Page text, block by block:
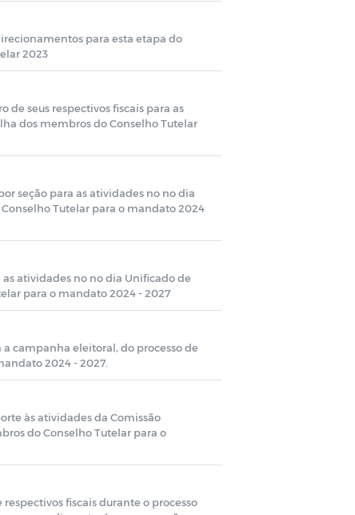
para esta etapa do
2023
de seus respectivos fiscais para as
dos membros do Conselho Tutelar
seção para as atividades no no dia
Tutelar para o mandato 2024
atividades no no dia Unificado de
para o mandato 2024 - 2027
campanha eleitoral, do processo de
2024 - 2027.
às atividades da Comissão
do Conselho Tutelar para o
fiscais durante o processo